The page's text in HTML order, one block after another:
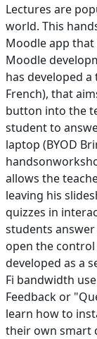
Lectures are
world. This
Moodle app
Moodle
has developed
French), that
button into the
student to
laptop (BYOD
allows the
leaving his
quizzes in
students answer
open the
developed as a
Fi bandwidth
Feedback or
learn how to
their own smart